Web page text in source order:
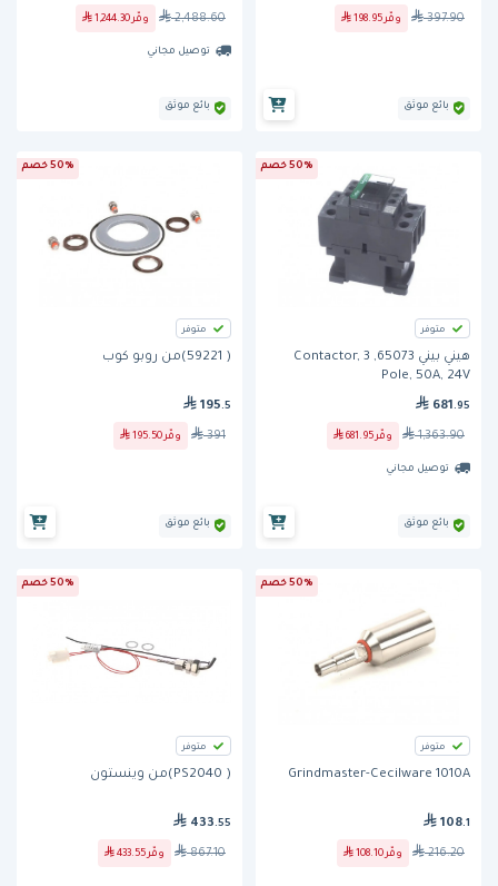
397.90 وفّر 198.95
بائع موثق
2,488.60 وفّر 1,244.30
توصيل مجاني
بائع موثق
50% خصم
متوفر
هيني بيني 65073, Contactor, 3
Pole, 50A, 24V
681 .95
1,363.90 وفّر 681.95
توصيل مجاني
بائع موثق
50% خصم
متوفر
( 59221)من روبو كوب
195 .5
391 وفّر 195.50
بائع موثق
50% خصم
متوفر
Grindmaster-Cecilware 1010A
108.1
216.20 وفّر 108.10
50% خصم
متوفر
( PS2040)من وينستون
433 .55
867.10 وفّر 433.55